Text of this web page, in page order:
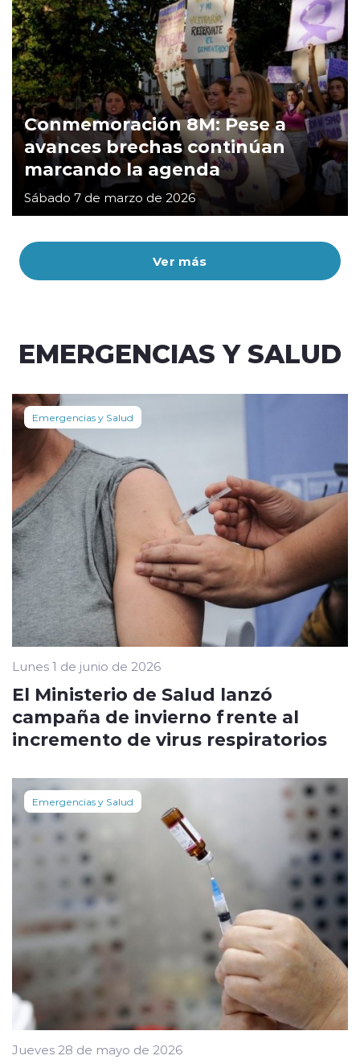
Ver más
Conmemoración 8M: Pese a
avances brechas continúan
marcando la agenda
Sábado 7 de marzo de 2026
EMERGENCIAS Y SALUD
Emergencias y Salud
Lunes 1 de junio de 2026
El Ministerio de Salud lanzó
campaña de invierno frente al
incremento de virus respiratorios
Emergencias y Salud
Jueves 28 de mayo de 2026